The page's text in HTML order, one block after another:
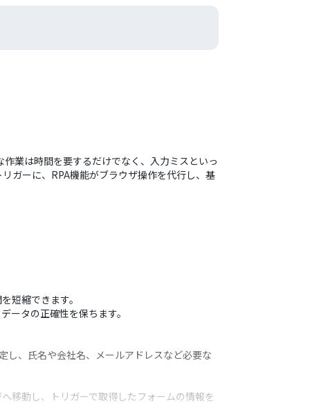
業は時間を要するだけでなく、入力ミスといっ
ガーに、RPA機能がブラウザ操作を代行し、基
短縮できます。
ータの正確性を保ちます。
し、氏名や会社名、メールアドレスなど必要な
移動し、トリガーで取得したフォームの情報を